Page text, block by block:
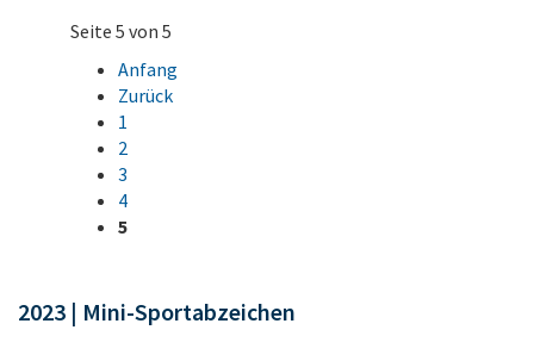
Seite 5 von 5
Anfang
Zurück
1
2
3
4
5
2023 | Mini-Sportabzeichen